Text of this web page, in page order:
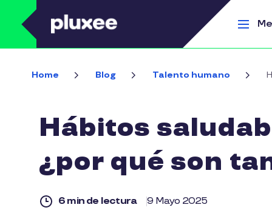
Pasar al contenido principal
Home Blog Talento humano
Hábitos
¿por qué son
6 min de lectura 9 Mayo 2025